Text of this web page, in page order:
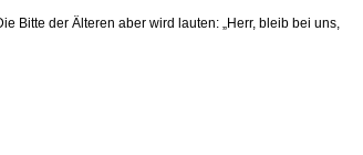
Bitte der Älteren aber wird lauten: „Herr, bleib bei uns,